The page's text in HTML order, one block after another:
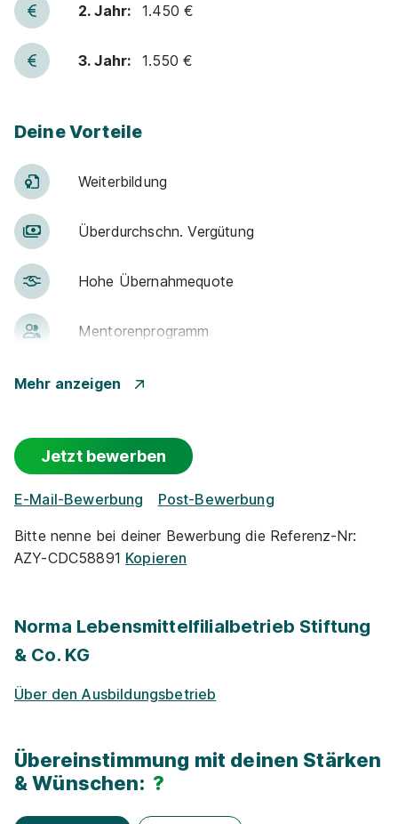
2. Jahr: 1.450 €
3. Jahr: 1.550 €
Deine Vorteile
Weiter­bildung
Über­durch­schn. Ver­gü­tung
Hohe Über­nah­me­quote
Men­to­ren­pro­gramm
Betr. Alters­vor­sorge
Events
Park­plätze
Zu­satz­qua­li­fi­ka­tio­nen
Mehr anzeigen
Jetzt bewerben
E-Mail-Bewerbung Post-Bewerbung
Bitte nenne bei deiner Bewerbung die Referenz-Nr:
AZY-CDC58891 Kopieren
Norma Lebensmittelfilialbetrieb Stiftung
& Co. KG
Über den Ausbildungsbetrieb
Übereinstimmung mit deinen Stärken
& Wünschen: ?